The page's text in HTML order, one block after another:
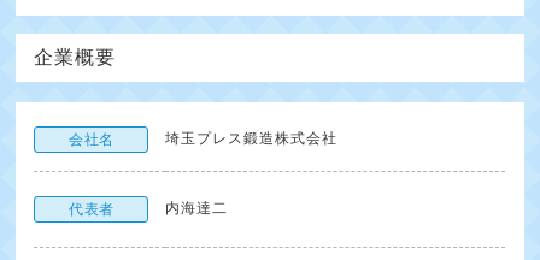
企業概要
会社名 埼玉プレス鍛造株式会社
代表者 内海達二